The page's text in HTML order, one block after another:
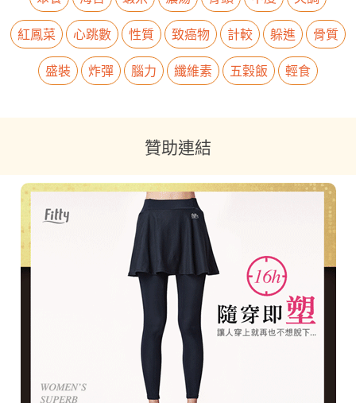
紅鳳菜
心跳數 性質 致癌物 計較 躲進
骨質
盛裝
炸彈 腦力 纖維素 五穀飯 輕食
贊助連結